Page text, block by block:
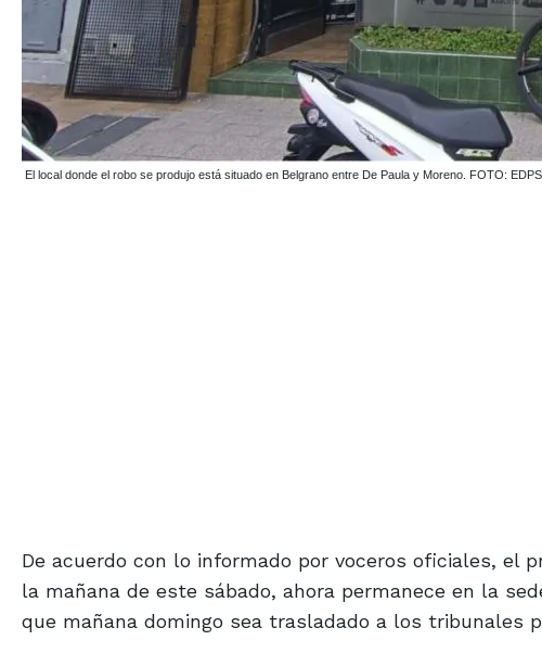
Los teléfonos celulares que fueron robados y la Policía recuperó. Todos, marca “iPhone”. FOTO:
De acuerdo con lo informado por voceros oficiales, el
la mañana de este sábado, ahora permanece en la
que mañana domingo sea trasladado a los tribunales